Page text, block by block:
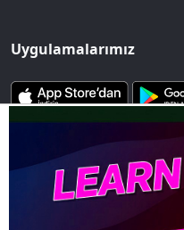
Uygulamalarımız
www.sozcu.com.tr internet
fotoğrafların her türlü telif
aittir. İzin alınmadan,